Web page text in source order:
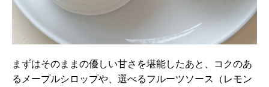
まずはそのままの優しい甘さを堪能したあと、コクのあ
るメープルシロップや、選べるフルーツソース（レモン